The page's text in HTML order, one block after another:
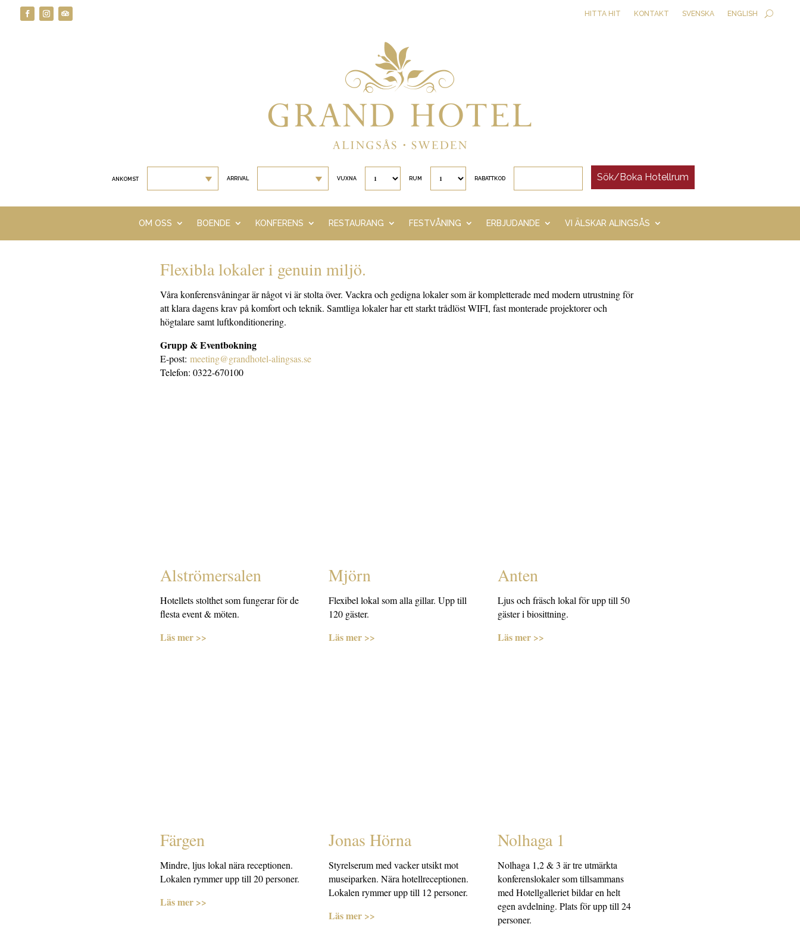
HITTA HIT KONTAKT SVENSKA ENGLISH
ANKOMST ARRIVAL VUXNA RUM RABATTKOD
OM OSS BOENDE KONFERENS RESTAURANG FESTVÅNING ERBJUDANDE VI ÄLSKAR ALINGSÅS
Flexibla lokaler i genuin miljö.
Våra konferensvåningar är något vi är stolta över. Vackra och gedigna lokaler som är kompletterade med modern utrustning för
att klara dagens krav på komfort och teknik. Samtliga lokaler har ett starkt trådlöst WIFI, fast monterade projektorer och
högtalare samt luftkonditionering.
Grupp & Eventbokning
E-post: meeting@grandhotel-alingsas.se
Telefon: 0322-670100
Alströmersalen
Hotellets stolthet som fungerar för de
flesta event & möten.
Läs mer >>
Mjörn
Flexibel lokal som alla gillar. Upp till
120 gäster.
Läs mer >>
Anten
Ljus och fräsch lokal för upp till 50
gäster i biosittning.
Läs mer >>
Färgen
Mindre, ljus lokal nära receptionen.
Lokalen rymmer upp till 20 personer.
Läs mer >>
Jonas Hörna
Styrelserum med vacker utsikt mot
museiparken. Nära hotellreceptionen.
Lokalen rymmer upp till 12 personer.
Läs mer >>
Nolhaga 1
Nolhaga 1,2 & 3 är tre utmärkta
konferenslokaler som tillsammans
med Hotellgalleriet bildar en helt
egen avdelning. Plats för upp till 24
personer.